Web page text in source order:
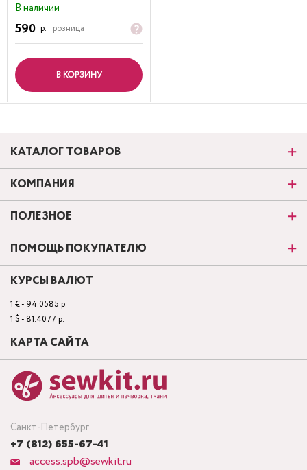
В наличии
590 р. розница
В КОРЗИНУ
Санкт-Петербург
+7 (812) 655-67-41
access.spb@sewkit.ru
КАТАЛОГ ТОВАРОВ
КОМПАНИЯ
ПОЛЕЗНОЕ
ПОМОЩЬ ПОКУПАТЕЛЮ
КУРСЫ ВАЛЮТ
1 € - 94.0585 р.
1 $ - 81.4077 р.
КАРТА САЙТА